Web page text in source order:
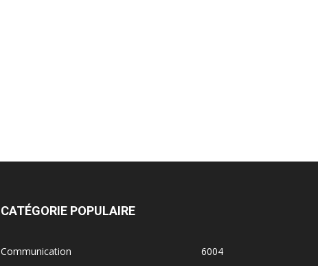
CATÉGORIE POPULAIRE
Communication
6004